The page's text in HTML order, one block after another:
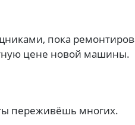
пока
цене новой машины.
переживёшь многих.